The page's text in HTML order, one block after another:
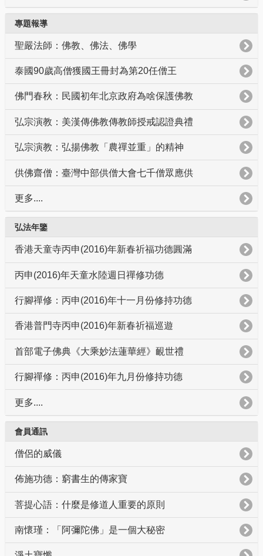
專題報導
聖嚴法師：佛教、佛法、佛學
泰國90歲高僧獲國王冊封為第20任僧王
佛門春秋：民國初年北京政府為啥保護佛教
弘宗演教：美漢傳佛教傳教師授戒認證典禮
弘宗演教：弘揚佛教「農禪並重」的精神
供佛齋僧：臺灣中部供僧大會七千僧眾應供
更多....
弘法年鑒
香港天童寺丙申(2016)年新春祈福功德圓滿
丙申(2016)年天童水陸週日禪修功德
行腳禪修：丙申(2016)年十一月份修持功德
香港普門寺丙申(2016)年新春祈福巡遊
首部電子佛典《大乘妙法蓮華經》靦世禮
行腳禪修：丙申(2016)年九月份修持功德
更多....
會員通訊
僧侶的威儀
佈施功德：窮書生的傳家寶
菩提心語：什麼是修道人重要的原則
南懷瑾：「阿彌陀佛」是一個大秘密